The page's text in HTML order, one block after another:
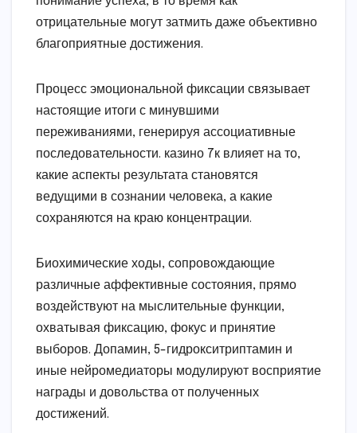
отрицательные могут затмить даже объективно
благоприятные достижения.
Процесс эмоциональной фиксации связывает
настоящие итоги с минувшими
переживаниями, генерируя ассоциативные
последовательности. казино 7к влияет на то,
какие аспекты результата становятся
ведущими в сознании человека, а какие
сохраняются на краю концентрации.
Биохимические ходы, сопровождающие
различные аффективные состояния, прямо
воздействуют на мыслительные функции,
охватывая фиксацию, фокус и принятие
выборов. Допамин, 5-гидрокситриптамин и
иные нейромедиаторы модулируют восприятие
награды и довольства от полученных
достижений.